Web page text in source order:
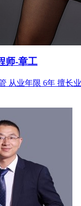
师-章工
从业年限 6年 擅长